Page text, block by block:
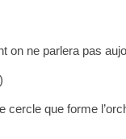
ne parlera pas
cercle que forme